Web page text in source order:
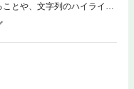
とや、文字列のハイライ
できません。【差をつける
メ設定から乗り換えまでWi
のオススメ設定をカテゴリ
速化まで、最強の設定術を
ドも!!【総力特集】初期設定